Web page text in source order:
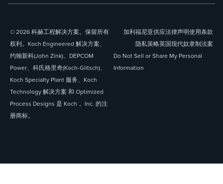
© 2026 科赫工程解决方案。保留所有
权利。Koch Engineered 解决方案、
约翰新科(John Zink)、DEPCOM
Power、科氏格里奇(Koch-Glitsch)、
Koch Specialty Plant 服务、Koch
Technology 解决方案 和 Optimized
Process Designs 是 Koch， Inc. 的注
册商标。
加利福尼亚供应法律声明使用条款
隐私策略英国现代奴隶制法案
Do Not Sell or Share My Personal
Information